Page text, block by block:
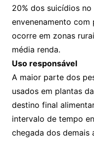
20% dos suicídios
envenenamento com
ocorre em zonas
média renda.
Uso responsável
A maior parte dos
usados em plantas
destino final
intervalo de tempo
chegada dos demais